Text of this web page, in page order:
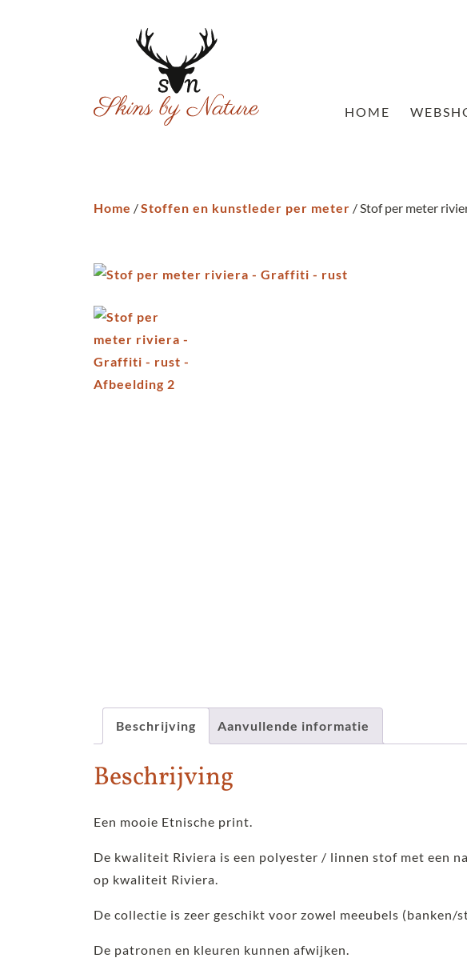
HOME
Home /Stoffen en kunstleder per meter / Stof per meter
Beschrijving Aanvullende informatie
Beschrijving
Een mooie Etnische print.
De kwaliteit Riviera is een polyester / linnen stof met een
op kwaliteit Riviera.
De collectie is zeer geschikt voor zowel meeubels (banken/
De patronen en kleuren kunnen afwijken.